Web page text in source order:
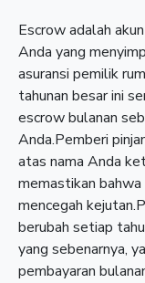
Escrow adalah
Anda yang
asuransi pemilik
tahunan besar ini
escrow bulanan
Anda.Pemberi
atas nama Anda
memastikan
mencegah
berubah setiap
yang sebenarnya,
pembayaran